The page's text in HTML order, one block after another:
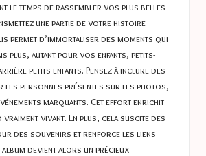
le temps de rassembler vos plus belles
une partie de votre histoire
permet d’immortaliser des moments qui
plus, autant pour vos enfants, petits-
petits-enfants. Pensez à inclure des
les personnes présentes sur les photos,
marquants. Cet effort enrichit
vraiment vivant. En plus, cela suscite des
des souvenirs et renforce les liens
album devient alors un précieux